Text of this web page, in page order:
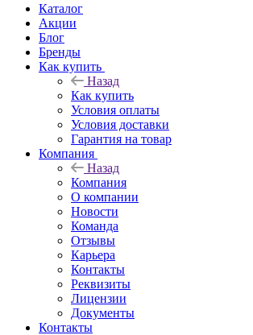
Каталог
Акции
Блог
Бренды
Как купить
Назад
Как купить
Условия оплаты
Условия доставки
Гарантия на товар
Компания
Назад
Компания
О компании
Новости
Команда
Отзывы
Карьера
Контакты
Реквизиты
Лицензии
Документы
Контакты